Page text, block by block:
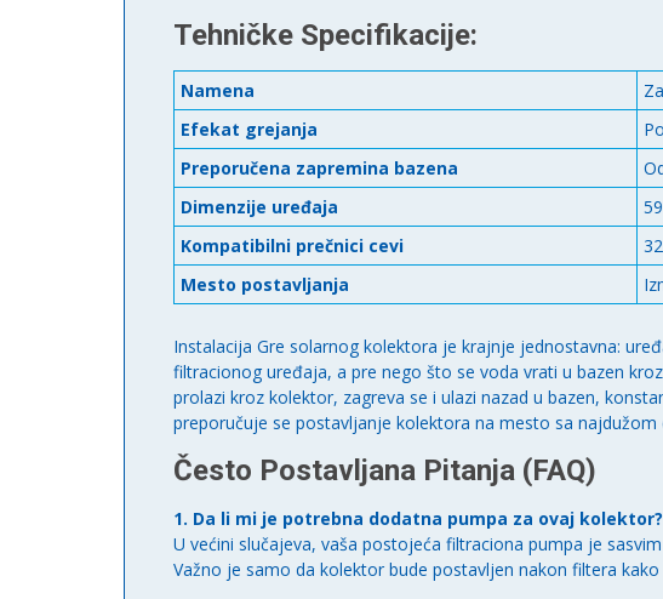
Tehničke Specifikacije:
Namena
Efekat grejanja
Preporučena zapremina bazena
Dimenzije uređaja
Kompatibilni prečnici cevi
Mesto postavljanja
Instalacija Gre solarnog kolektora je krajnje jednostavna:
filtracionog uređaja, a pre nego što se voda vrati u bazen
prolazi kroz kolektor, zagreva se i ulazi nazad u bazen,
preporučuje se postavljanje kolektora na mesto sa
Često Postavljana Pitanja (FAQ)
1. Da li mi je potrebna dodatna pumpa za ovaj kolektor?
U većini slučajeva, vaša postojeća filtraciona pumpa je
Važno je samo da kolektor bude postavljen nakon filtera